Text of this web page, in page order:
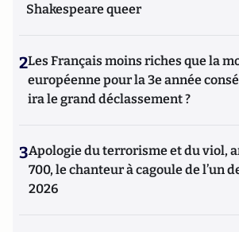
Shakespeare queer
2Les Français moins riches que la
européenne pour la 3e année
ira le grand déclassement ?
3Apologie du terrorisme et du viol,
700, le chanteur à cagoule de l’un
2026